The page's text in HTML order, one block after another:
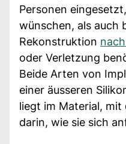
Personen
wünschen, als auch
Rekonstruktion
oder Verletzung
Beide Arten von
einer äusseren
liegt im Material, mit
darin, wie sie sich